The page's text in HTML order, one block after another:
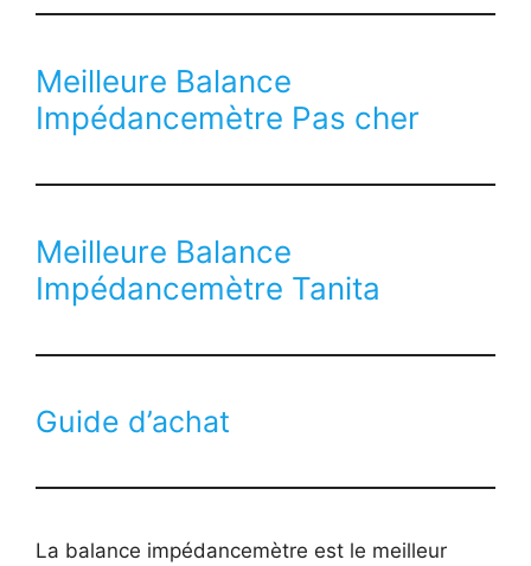
Meilleure Balance
Impédancemètre Pas cher
Meilleure Balance
Impédancemètre Tanita
Guide d’achat
La balance impédancemètre est le meilleur